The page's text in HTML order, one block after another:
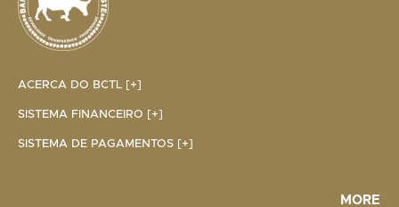
ACERCA DO BCTL [+]
SISTEMA FINANCEIRO [+]
SISTEMA DE PAGAMENTOS [+]
MORE